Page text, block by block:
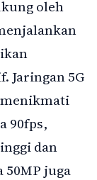
oleh
Jaringan 5G
90fps,
dan
juga